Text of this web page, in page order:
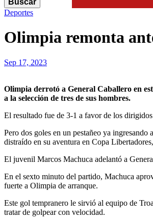
Buscar
Search
Deportes
Olimpia remonta
Sep 17, 2023
Olimpia derrotó a General Caballero en estadio Manuel Ferreira, en su primer partido oficial después de casi dos semanas de descanso total por sus partidos postergados a causa de la convocatoria
a la selección de tres de sus hombres.
El resultado fue de 3-1 a favor de los
Pero dos goles en un pestañeo ya
distraído en su aventura en Copa
El juvenil Marcos Machuca adelantó a
En el sexto minuto del partido, Machuca
fuerte a Olimpia de arranque.
Este gol tempranero le sirvió al equipo de
tratar de golpear con velocidad.